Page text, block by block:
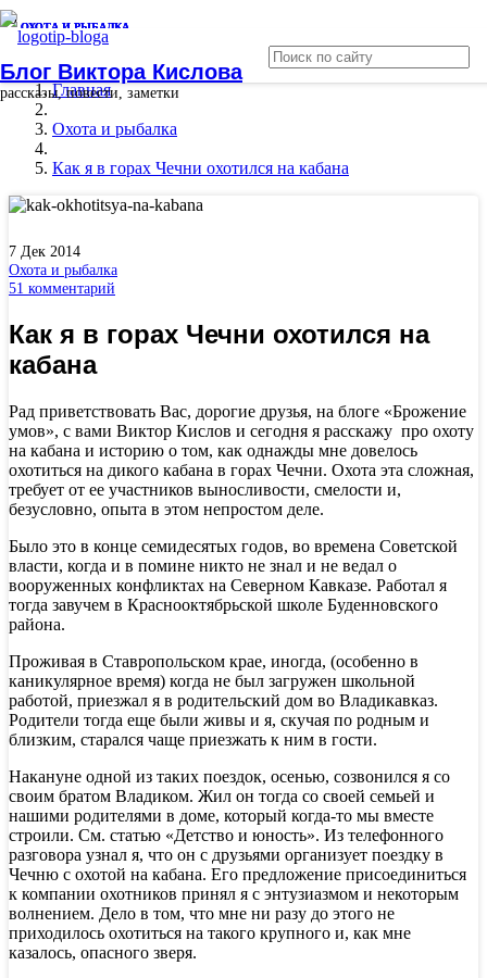
Блог Виктора Кислова
рассказы, повести, заметки
Главная
Охота и рыбалка
Как я в горах Чечни охотился на кабана
7 Дек 2014
Охота и рыбалка
51 комментарий
Как я в горах Чечни охотился на
кабана
Рад приветствовать Вас, дорогие друзья, на блоге «Брожение
умов», с вами Виктор Кислов и сегодня я расскажу про охоту
на кабана и историю о том, как однажды мне довелось
охотиться на дикого кабана в горах Чечни. Охота эта сложная,
требует от ее участников выносливости, смелости и,
безусловно, опыта в этом непростом деле.
Было это в конце семидесятых годов, во времена Советской
власти, когда и в помине никто не знал и не ведал о
вооруженных конфликтах на Северном Кавказе. Работал я
тогда завучем в Краснооктябрьской школе Буденновского
района.
Проживая в Ставропольском крае, иногда, (особенно в
каникулярное время) когда не был загружен школьной
работой, приезжал я в родительский дом во Владикавказ.
Родители тогда еще были живы и я, скучая по родным и
близким, старался чаще приезжать к ним в гости.
Накануне одной из таких поездок, осенью, созвонился я со
своим братом Владиком. Жил он тогда со своей семьей и
нашими родителями в доме, который когда-то мы вместе
строили. См. статью «Детство и юность». Из телефонного
разговора узнал я, что он с друзьями организует поездку в
Чечню с охотой на кабана. Его предложение присоединиться
к компании охотников принял я с энтузиазмом и некоторым
волнением. Дело в том, что мне ни разу до этого не
приходилось охотиться на такого крупного и, как мне
казалось, опасного зверя.
ОХОТА И РЫБАЛКА
ОХОТА И РЫБАЛКА
ОХОТА И РЫБАЛКА